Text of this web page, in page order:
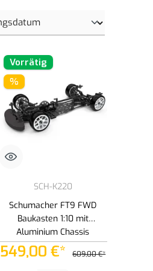
Vorrätig
%
SCH-K220
Schumacher FT9 FWD
Baukasten 1:10 mit
Aluminium Chassis
549,00 €* 609,00 €*